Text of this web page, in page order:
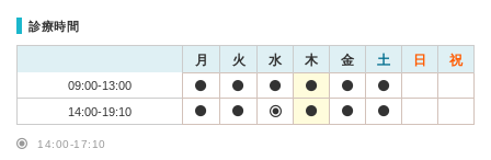
診療時間
月 火 水 木 金 土 日 祝
09:00-13:00
14:00-19:10
14:00-17:10